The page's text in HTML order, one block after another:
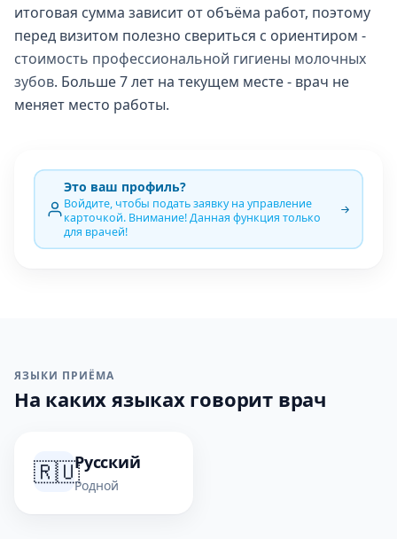
итоговая сумма зависит от объёма работ, поэтому
перед визитом полезно свериться с ориентиром -
стоимость профессиональной гигиены молочных
зубов. Больше 7 лет на текущем месте - врач не
меняет место работы.
Это ваш профиль?
Войдите, чтобы подать заявку на управление
карточкой. Внимание! Данная функция только
для врачей!
ЯЗЫКИ ПРИЁМА
На каких языках говорит врач
🇷🇺Русский
Родной